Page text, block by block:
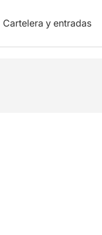
Cartelera y entradas